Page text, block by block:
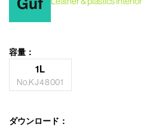
容量：
1L
No.KJ48001
ダウンロード：